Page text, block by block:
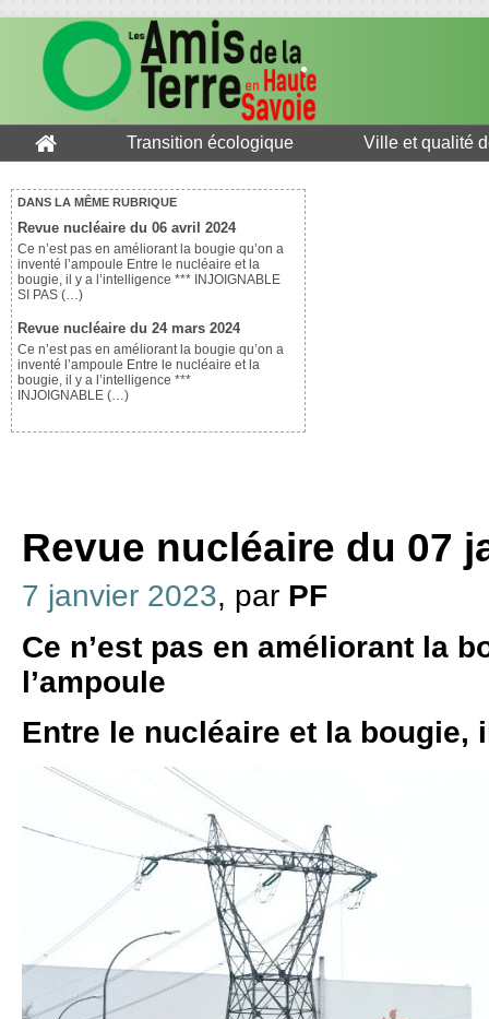
Transition écologique Ville et qualité
DANS LA MÊME RUBRIQUE
Revue nucléaire du 06 avril 2024
Ce n’est pas en améliorant la bougie qu’on a
inventé l’ampoule Entre le nucléaire et la
bougie, il y a l’intelligence *** INJOIGNABLE
SI PAS (…)
Revue nucléaire du 24 mars 2024
Ce n’est pas en améliorant la bougie qu’on a
inventé l’ampoule Entre le nucléaire et la
bougie, il y a l’intelligence ***
INJOIGNABLE (…)
Revue nucléaire du 07
7 janvier 2023, par PF
Ce n’est pas en améliorant la
l’ampoule
Entre le nucléaire et la bougie,